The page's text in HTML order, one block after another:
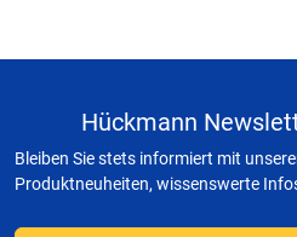
Hückmann
Bleiben Sie stets informiert mit
Produktneuheiten, wissenswerte